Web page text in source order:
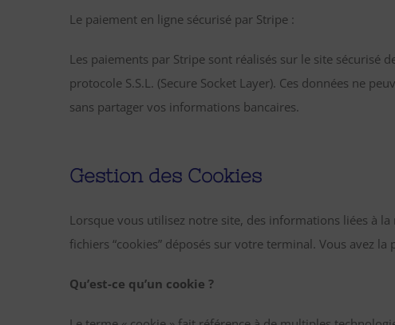
Le paiement en ligne sécurisé par Stripe :
Les paiements par Stripe sont réalisés sur le site sécurisé
protocole S.S.L. (Secure Socket Layer). Ces données ne
sans partager vos informations bancaires.
Gestion des Cookies
Lorsque vous utilisez notre site, des informations liées à
fichiers “cookies” déposés sur votre terminal. Vous avez
Qu’est-ce qu’un cookie ?